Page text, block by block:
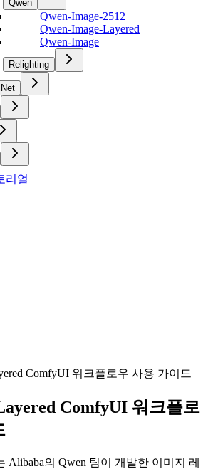
Qwen
Qwen-Image-2512
Qwen-Image-Layered
Qwen-Image
Relighting
리얼
ComfyUI 워크플로우 사용 가이드
ComfyUI 워크플로
Alibaba의 Qwen 팀이 개발한 이미지 레